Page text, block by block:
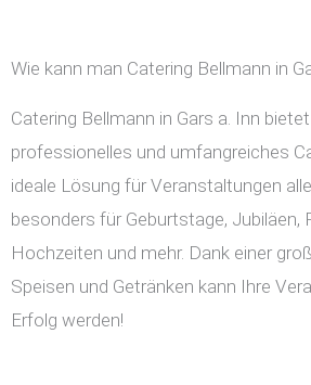
Wie kann man Catering Bellmann in
Catering Bellmann in Gars a. Inn
professionelles und umfangreiches
ideale Lösung für Veranstaltungen
besonders für Geburtstage, Jubiläen,
Hochzeiten und mehr. Dank einer
Speisen und Getränken kann Ihre
Erfolg werden!